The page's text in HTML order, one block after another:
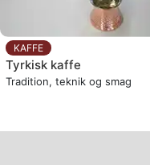
KAFFE
Tyrkisk kaffe
Tradition, teknik og smag